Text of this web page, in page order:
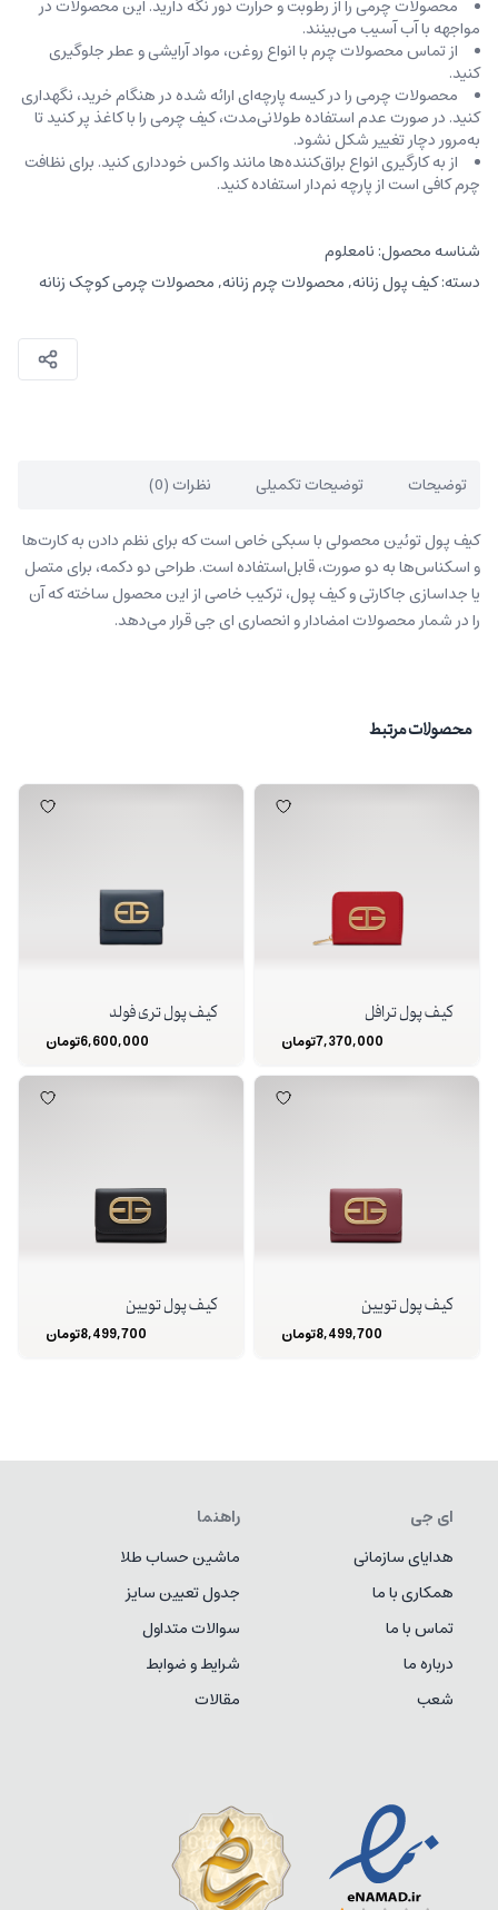
محصولات چرمی را از رطوبت و حرارت دور نگه دارید. این محصولات در
مواجهه با آب آسیب می‌بینند.
از تماس محصولات چرم با انواع روغن‌، مواد آرایشی و عطر جلوگیری
کنید.
محصولات چرمی را در کیسه‌ پارچه‌ای ارائه شده در هنگام خرید، ‌نگهداری
کنید. در صورت عدم استفاده طولانی‌مدت، کیف‌ چرمی را با کاغذ پر کنید تا
به‌مرور دچار تغییر شکل نشود.
از به کارگیری انواع براق‌کننده‌ها مانند واکس خودداری کنید. برای نظافت
چرم کافی است از پارچه‌ نم‌دار استفاده کنید.
شناسه محصول: نامعلوم
دسته:کیف پول زنانه,محصولات چرم زنانه,محصولات چرمی کوچک زنانه
توضیحات توضیحات تکمیلی نظرات (0)
کیف پول توئین محصولی با سبکی خاص است که برای نظم دادن به کارت‌ها
و اسکناس‌ها به دو صورت، قابل‌استفاده است. طراحی دو دکمه، برای متصل
یا جداسازی جاکارتی و کیف پول، ترکیب خاصی از این محصول ساخته که آن
را در شمار محصولات امضادار و انحصاری ای جی قرار می‌دهد.
محصولات مرتبط
کیف پول ترافل
7,370,000تومان
کیف پول تری فولد
6,600,000تومان
کیف پول تویین
8,499,700تومان
کیف پول تویین
8,499,700تومان
ای جی
هدایای سازمانی
همکاری با ما
تماس با ما
درباره ما
شعب
راهنما
ماشین حساب طلا
جدول تعیین سایز
سوالات متداول
شرایط و ضوابط
مقالات